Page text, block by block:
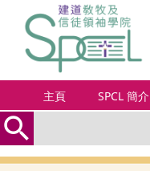
主頁 SPCL 簡介
search